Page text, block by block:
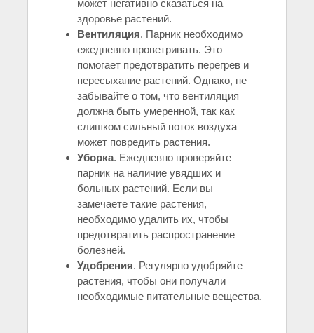
может негативно сказаться на
здоровье растений.
Вентиляция. Парник необходимо
ежедневно проветривать. Это
помогает предотвратить перегрев и
пересыхание растений. Однако, не
забывайте о том, что вентиляция
должна быть умеренной, так как
слишком сильный поток воздуха
может повредить растения.
Уборка. Ежедневно проверяйте
парник на наличие увядших и
больных растений. Если вы
замечаете такие растения,
необходимо удалить их, чтобы
предотвратить распространение
болезней.
Удобрения. Регулярно удобряйте
растения, чтобы они получали
необходимые питательные вещества.